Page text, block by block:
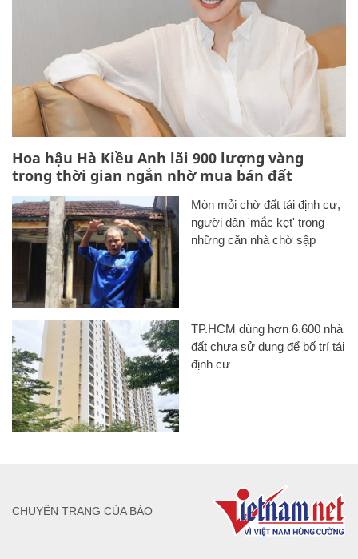
Hoa hậu Hà Kiều Anh lãi 900 lượng vàng
trong thời gian ngắn nhờ mua bán đất
Mòn mỏi chờ đất tái định cư,
người dân 'mắc kẹt' trong
những căn nhà chờ sập
TP.HCM dùng hơn 6.600 nhà
đất chưa sử dụng để bố trí tái
định cư
CHUYÊN TRANG CỦA BÁO